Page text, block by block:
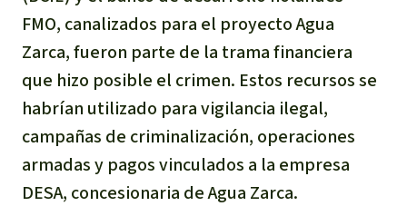
FMO, canalizados para el proyecto Agua
Zarca, fueron parte de la trama financiera
que hizo posible el crimen. Estos recursos se
habrían utilizado para vigilancia ilegal,
campañas de criminalización, operaciones
armadas y pagos vinculados a la empresa
DESA, concesionaria de Agua Zarca.